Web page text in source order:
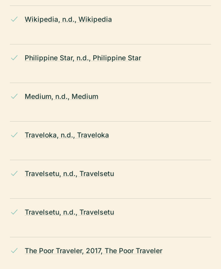
Wikipedia, n.d., Wikipedia
Philippine Star, n.d., Philippine Star
Medium, n.d., Medium
Traveloka, n.d., Traveloka
Travelsetu, n.d., Travelsetu
Travelsetu, n.d., Travelsetu
The Poor Traveler, 2017, The Poor Traveler